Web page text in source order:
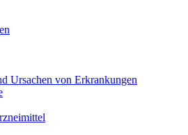
Ursachen von Erkrankungen